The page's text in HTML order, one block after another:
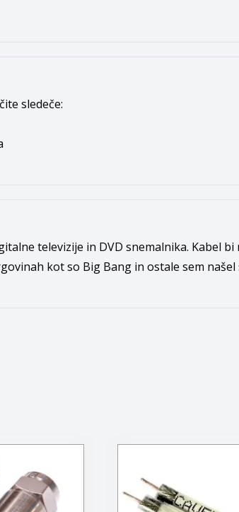
sledeče:
televizije in DVD snemalnika. Kabel
kot so Big Bang in ostale sem